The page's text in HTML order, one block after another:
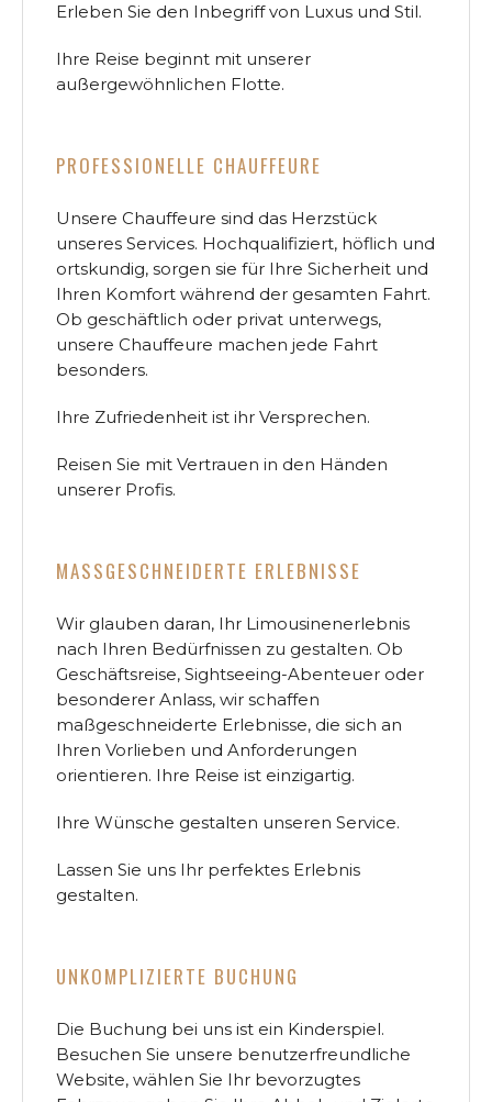
Erleben Sie den Inbegriff von Luxus und Stil.
Ihre Reise beginnt mit unserer
außergewöhnlichen Flotte.
PROFESSIONELLE CHAUFFEURE
Unsere Chauffeure sind das Herzstück
unseres Services. Hochqualifiziert, höflich und
ortskundig, sorgen sie für Ihre Sicherheit und
Ihren Komfort während der gesamten Fahrt.
Ob geschäftlich oder privat unterwegs,
unsere Chauffeure machen jede Fahrt
besonders.
Ihre Zufriedenheit ist ihr Versprechen.
Reisen Sie mit Vertrauen in den Händen
unserer Profis.
MASSGESCHNEIDERTE ERLEBNISSE
Wir glauben daran, Ihr Limousinenerlebnis
nach Ihren Bedürfnissen zu gestalten. Ob
Geschäftsreise, Sightseeing-Abenteuer oder
besonderer Anlass, wir schaffen
maßgeschneiderte Erlebnisse, die sich an
Ihren Vorlieben und Anforderungen
orientieren. Ihre Reise ist einzigartig.
Ihre Wünsche gestalten unseren Service.
Lassen Sie uns Ihr perfektes Erlebnis
gestalten.
UNKOMPLIZIERTE BUCHUNG
Die Buchung bei uns ist ein Kinderspiel.
Besuchen Sie unsere benutzerfreundliche
Website, wählen Sie Ihr bevorzugtes